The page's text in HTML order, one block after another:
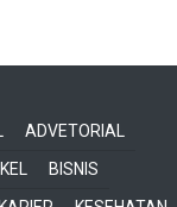
ADVETORIAL
BISNIS